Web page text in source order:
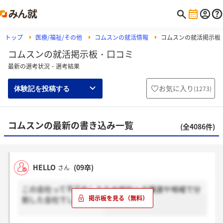
トップ 医療/福祉/その他 コムスンの就活情報 コムスンの就活掲示板
コムスンの就活掲示板・口コミ
最新の選考状況・選考結果
体験記を投稿する お気に入り (1273)
コムスンの最新の書き込み一覧 (全4086件)
HELLO さん (09卒)
この会社って不正をしたため他社への譲渡や地域で分
割した会社でしたっけ？